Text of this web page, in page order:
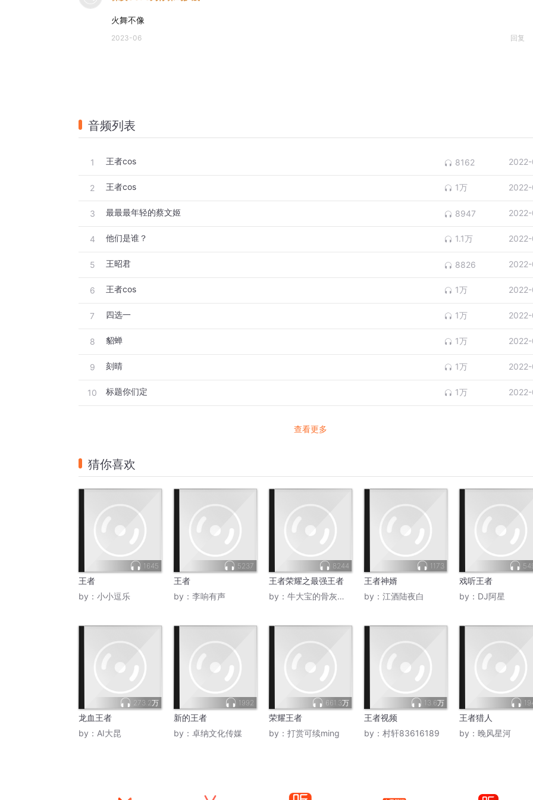
火舞不像
2023-06 回复
音频列表
1 王者cos 8162
2 王者cos 1万
3 最最最年轻的蔡文姬 8947
4 他们是谁？ 1.1万
5 王昭君 8826
6 王者cos 1万
7 四选一 1万
8 貂蝉 1万
9 刻晴 1万
10 标题你们定 1万
查看更多
猜你喜欢
1645
王者
by： 小小逗乐
5237
王者
by： 李响有声
8244
王者荣耀之最强王者
by： 牛大宝的骨灰级粉丝
1173
王者神婿
by： 江酒陆夜白
戏听王者
by： DJ阿星
273.2万
龙血王者
by： AI大昆
1992
新的王者
by： 卓纳文化传媒
661.3万
荣耀王者
by： 打赏可续ming
13.6万
王者视频
by： 村轩83616189
王者猎人
by： 晚风星河